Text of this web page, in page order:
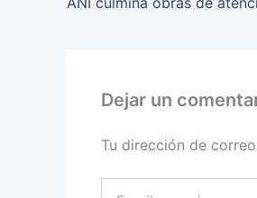
Dejar un
Tu dirección de